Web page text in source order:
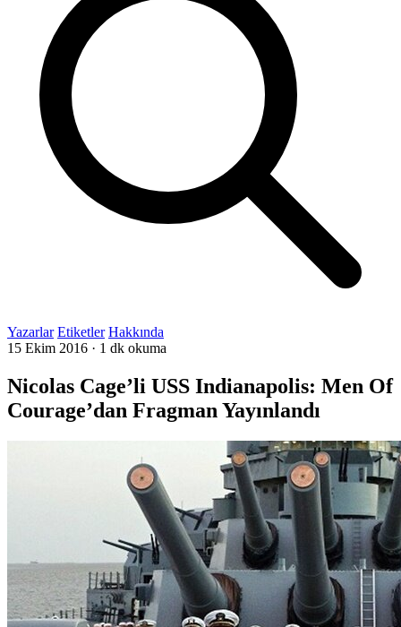
Yazarlar Etiketler Hakkında
15 Ekim 2016 · 1 dk okuma
Nicolas Cage’li USS Indianapolis: Men Of
Courage’dan Fragman Yayınlandı